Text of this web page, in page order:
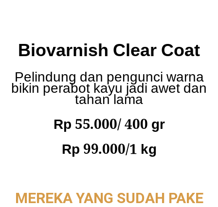
Biovarnish Clear Coat
Pelindung dan pengunci warna
bikin perabot kayu jadi awet dan
tahan lama
Rp 55.000/ 400 gr
Rp 99.000/1 kg
MEREKA YANG SUDAH PAKE